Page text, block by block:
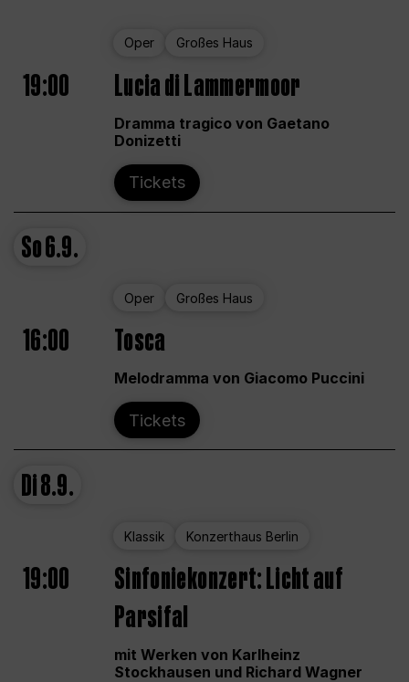
Oper Großes Haus
19:00 Lucia di Lammermoor
Dramma tragico von Gaetano
Donizetti
Tickets
So6.9.
Oper Großes Haus
16:00 Tosca
Melodramma von Giacomo Puccini
Tickets
Di8.9.
Klassik Konzerthaus Berlin
19:00
Sinfoniekonzert: Licht auf
Parsifal
mit Werken von Karlheinz
Stockhausen und Richard Wagner